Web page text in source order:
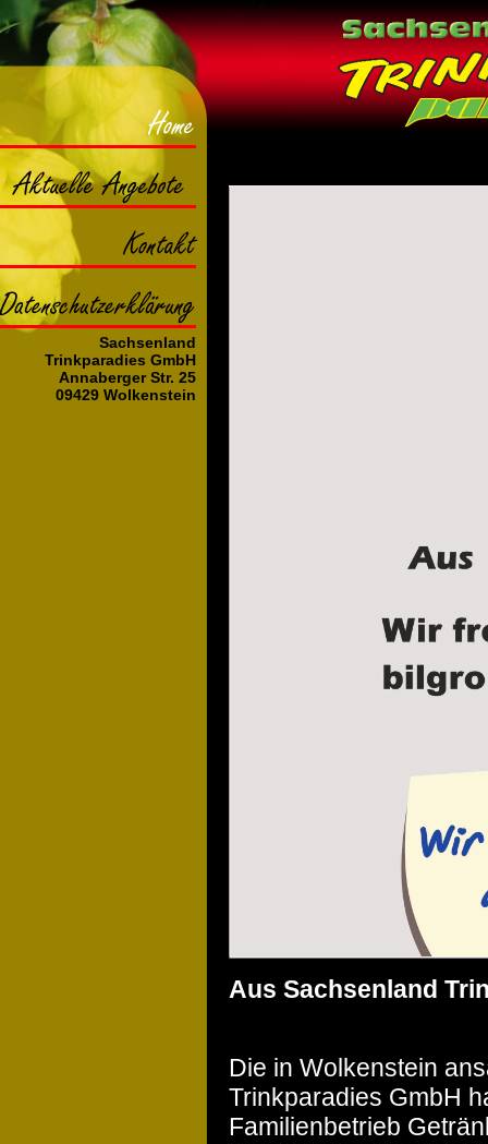
Sachsenland
Trinkparadies GmbH
Annaberger Str. 25
09429 Wolkenstein
Aus Sachsenland
Die in Wolkenstein
Trinkparadies GmbH
Familienbetrieb